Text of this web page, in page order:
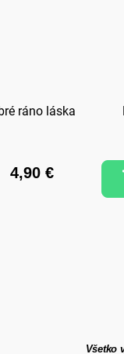
ráno láska
4,90 €
Všetko